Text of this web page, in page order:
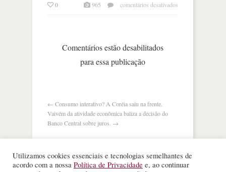
0 965 comentários desativados
Comentários estão desabilitados
para essa publicação
← Consumo interativo? A Coréia saiu na frente.
Vaivém da atividade econômica baliza a decisão do
Banco Central sobre juros. →
Utilizamos cookies essenciais e tecnologias semelhantes de
acordo com a nossa Política de Privacidade e, ao continuar